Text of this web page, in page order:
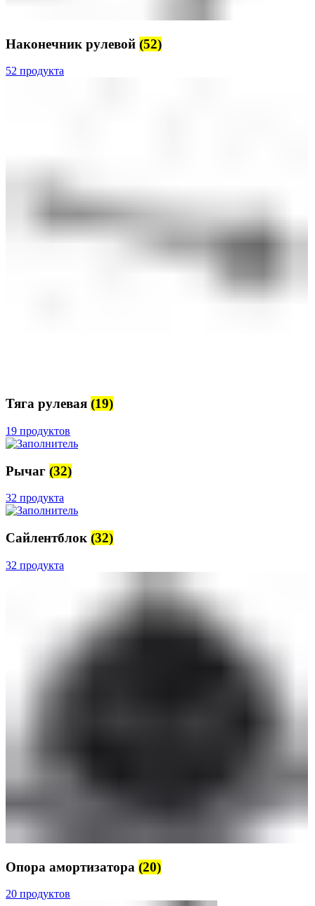
Наконечник рулевой (52)
52 продукта
Тяга рулевая (19)
19 продуктов
Рычаг (32)
32 продукта
Сайлентблок (32)
32 продукта
Опора амортизатора (20)
20 продуктов